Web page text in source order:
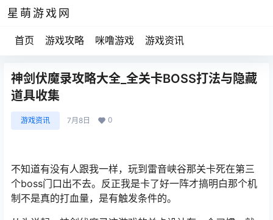
星萌游戏网
首页 游戏攻略 咪噜游戏 游戏资讯
神剑伏魔录攻略大全_全关卡BOSS打法与隐藏
道具收集
游戏资讯 7月8日 0
不知道有没有人跟我一样，玩到雷音峡谷那关卡死在第三
个boss门口出不去。反正我是卡了好一阵才搞明白那个机
制不是真的打血量，是有触发条件的。